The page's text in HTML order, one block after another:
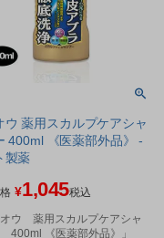
ウ 薬用スカルプケアシャ
400ml 《医薬部外品》 -
製薬
¥1,045税込
オウ 薬用スカルプケアシャ
400ml 《医薬部外品》」